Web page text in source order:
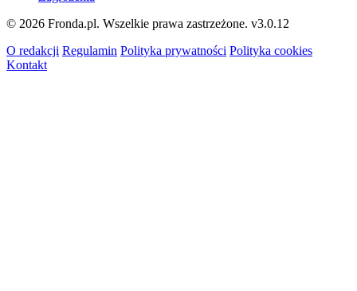
© 2026 Fronda.pl. Wszelkie prawa zastrzeżone. v3.0.12
O redakcji Regulamin Polityka prywatności Polityka cookies
Kontakt